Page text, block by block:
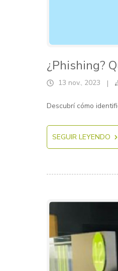
¿Phishing?
13 nov., 2023 |
Descubrí cómo
SEGUIR LEYENDO